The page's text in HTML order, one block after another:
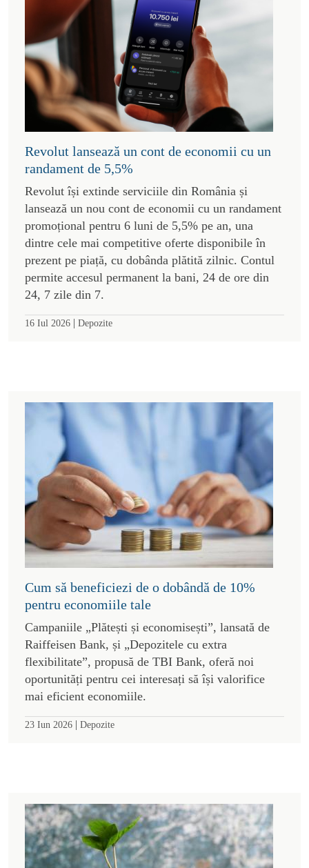
Revolut lansează un cont de economii cu un
randament de 5,5%
Revolut își extinde serviciile din România și
lansează un nou cont de economii cu un randament
promoțional pentru 6 luni de 5,5% pe an, una
dintre cele mai competitive oferte disponibile în
prezent pe piață, cu dobânda plătită zilnic. Contul
permite accesul permanent la bani, 24 de ore din
24, 7 zile din 7.
16 Iul 2026 | Depozite
Cum să beneficiezi de o dobândă de 10%
pentru economiile tale
Campaniile „Plătești și economisești”, lansată de
Raiffeisen Bank, și „Depozitele cu extra
flexibilitate”, propusă de TBI Bank, oferă noi
oportunități pentru cei interesați să își valorifice
mai eficient economiile.
23 Iun 2026 | Depozite